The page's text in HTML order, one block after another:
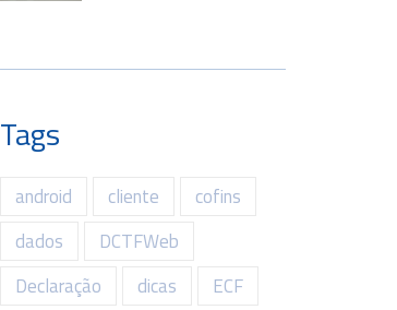
Tags
android cliente
cofins
dados
DCTFWeb
Declaração
dicas
ECF